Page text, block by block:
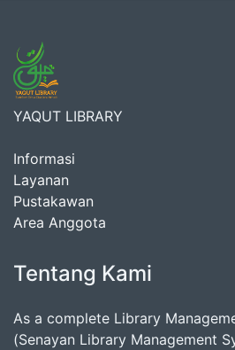
YAQUT LIBRARY
Informasi
Layanan
Pustakawan
Area Anggota
Tentang Kami
As a complete Library
(Senayan Library Management